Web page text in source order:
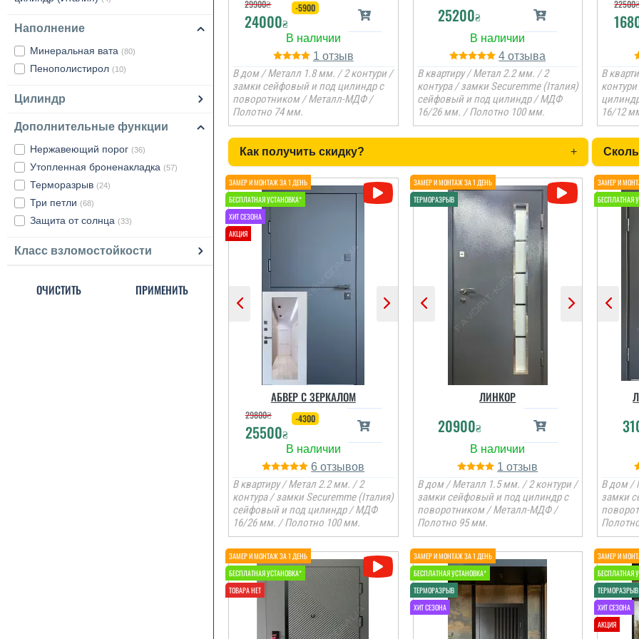
Наполнение
Минеральная вата (80)
Пенополистирол (10)
Цилиндр
Дополнительные функции
Нержавеющий порог (36)
Утопленная броненакладка (57)
Терморазрыв (24)
Три петли (68)
Защита от солнца (33)
Класс взломостойкости
ОЧИСТИТЬ ПРИМЕНИТЬ
Олена
По рекомендації сусідів і
залишились
задоволеними.
читати всі відгуки
29900₴
24000₴
-5900
1
В дом / Металл 1.8 мм. / 2 контури /
замки сейфовый и под цилиндр с
поворотником / Металл-МДФ /
Полотно 74 мм.
25200₴
4
В квартиру / Метал 2.2 мм. / 2
контура / замки Securemme (Італия)
сейфовый и под цилиндр / МДФ
16/26 мм. / Полотно 100 мм.
22500
В
16/12
Как получить скидку? +
АБВЕР С ЗЕРКАЛОМ
29800₴
25500₴
-4300
6
В квартиру / Метал 2.2 мм. / 2
контура / замки Securemme (Італия)
сейфовый и под цилиндр / МДФ
16/26 мм. / Полотно 100 мм.
ЛИНКОР
20900₴
1
В дом / Металл 1.5 мм. / 2 контури /
замки сейфовый и под цилиндр с
поворотником / Металл-МДФ /
Полотно 95 мм.
В дом /
замки